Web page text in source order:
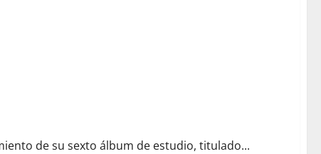
de su sexto álbum de estudio, titulado...